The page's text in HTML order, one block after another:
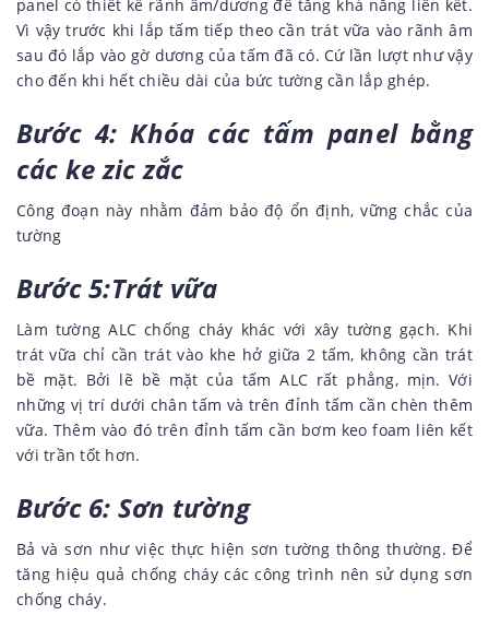
panel có thiết kế rãnh âm/dương để tăng khả năng liên kết.
Vì vậy trước khi lắp tấm tiếp theo cần trát vữa vào rãnh âm
sau đó lắp vào gờ dương của tấm đã có. Cứ lần lượt như vậy
cho đến khi hết chiều dài của bức tường cần lắp ghép.
Bước 4: Khóa các tấm panel bằng
các ke zic zắc
Công đoạn này nhằm đảm bảo độ ổn định, vững chắc của
tường
Bước 5:Trát vữa
Làm tường ALC chống cháy khác với xây tường gạch. Khi
trát vữa chỉ cần trát vào khe hở giữa 2 tấm, không cần trát
bề mặt. Bởi lẽ bề mặt của tấm ALC rất phẳng, mịn. Với
những vị trí dưới chân tấm và trên đỉnh tấm cần chèn thêm
vữa. Thêm vào đó trên đỉnh tấm cần bơm keo foam liên kết
với trần tốt hơn.
Bước 6: Sơn tường
Bả và sơn như việc thực hiện sơn tường thông thường. Để
tăng hiệu quả chống cháy các công trình nên sử dụng sơn
chống cháy.